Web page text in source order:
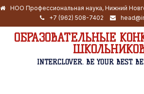
НОО Профессиональная наука, Нижний
+7 (962) 508-7402
ОБРАЗОВАТЕЛЬНЫЕ
INTERCLOVER. BE YOUR BEST.